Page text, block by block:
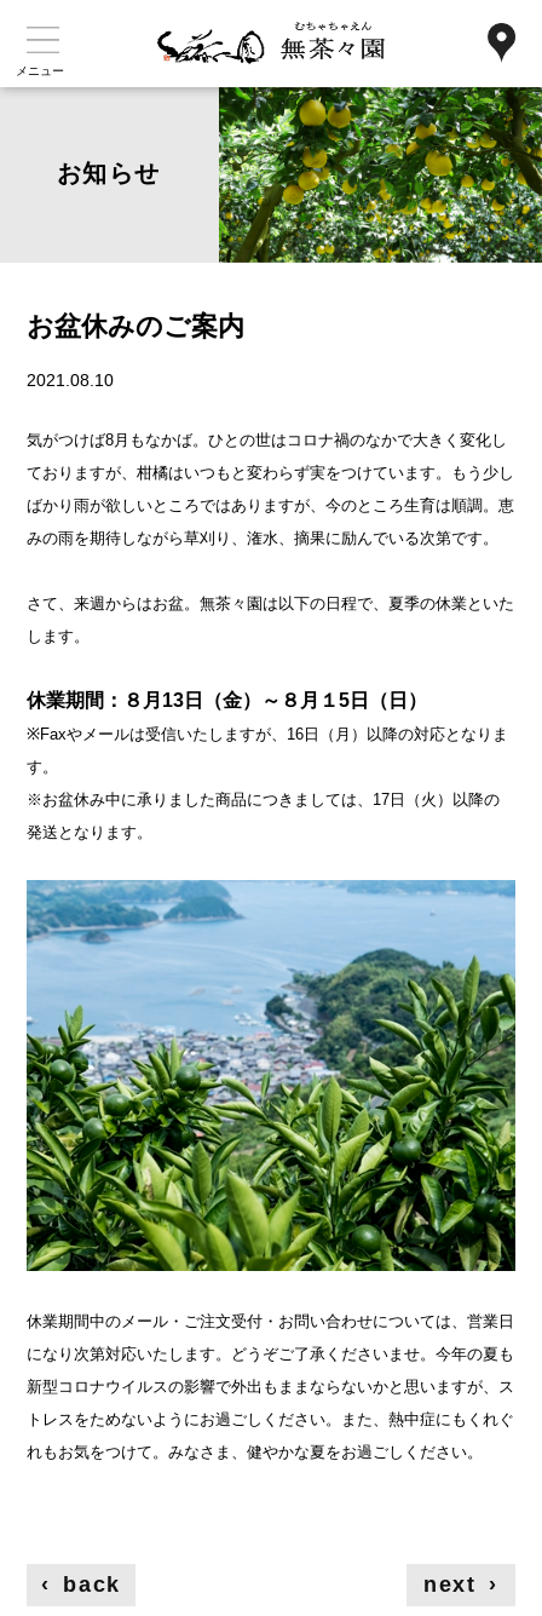
メニュー
お知らせ
お盆休みのご案内
2021.08.10
気がつけば8月もなかば。ひとの世はコロナ禍のなかで大きく変化し
ておりますが、柑橘はいつもと変わらず実をつけています。もう少し
ばかり雨が欲しいところではありますが、今のところ生育は順調。恵
みの雨を期待しながら草刈り、潅水、摘果に励んでいる次第です。
さて、来週からはお盆。無茶々園は以下の日程で、夏季の休業といた
します。
休業期間：８月13 日（金）～８月１5日（日）
※Faxやメールは受信いたしますが、16日（月）以降の対応となりま
す。
※お盆休み中に承りました商品につきましては、17日（火）以降の
発送となります。
休業期間中のメール・ご注文受付・お問い合わせについては、営業日
になり次第対応いたします。どうぞご了承くださいませ。今年の夏も
新型コロナウイルスの影響で外出もままならないかと思いますが、ス
トレスをためないようにお過ごしください。また、熱中症にもくれぐ
れもお気をつけて。みなさま、健やかな夏をお過ごしください。
‹ back next ›